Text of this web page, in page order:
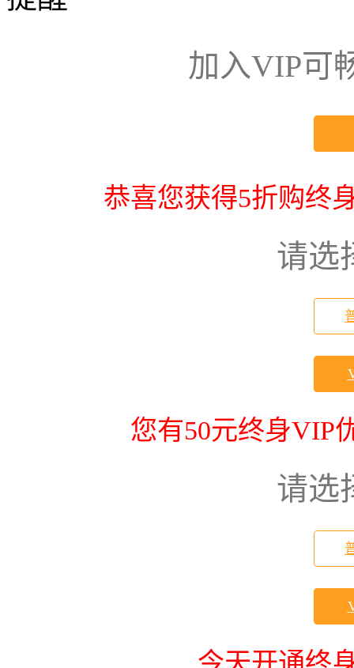
加入VIP可
恭喜您获得5折购终
请选
您有50元终身VIP
请选